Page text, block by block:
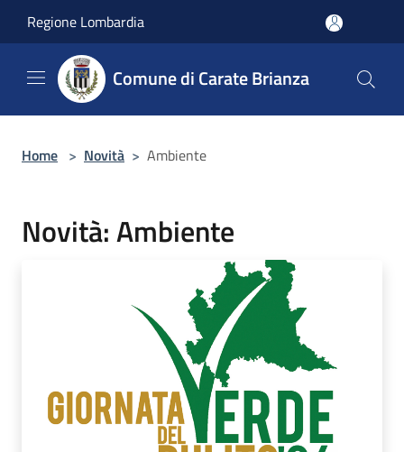
Regione Lombardia
Comune di Carate Brianza
Home > Novità > Ambiente
Novità: Ambiente